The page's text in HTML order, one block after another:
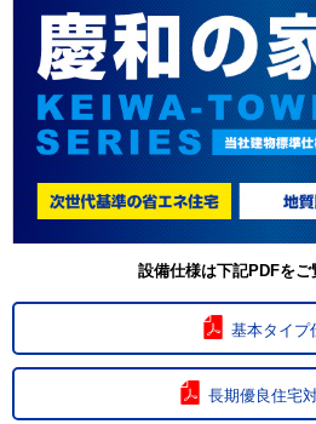
設備仕様は下記PDFをご
基本タイプ
長期優良住宅